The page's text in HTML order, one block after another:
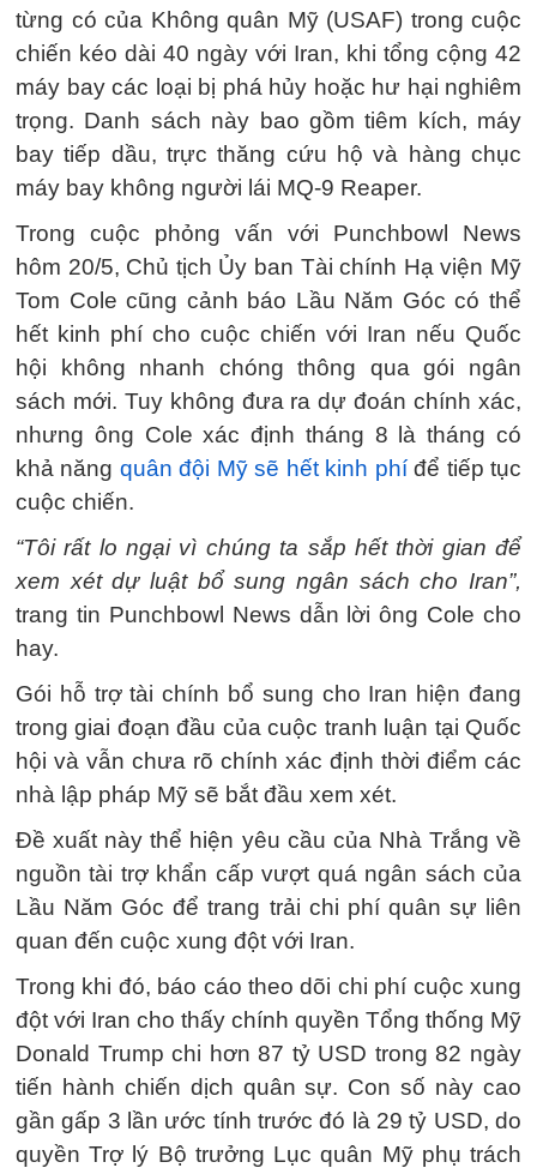
từng có của Không quân Mỹ (USAF) trong cuộc
chiến kéo dài 40 ngày với Iran, khi tổng cộng 42
máy bay các loại bị phá hủy hoặc hư hại nghiêm
trọng. Danh sách này bao gồm tiêm kích, máy
bay tiếp dầu, trực thăng cứu hộ và hàng chục
máy bay không người lái MQ-9 Reaper.
Trong cuộc phỏng vấn với Punchbowl News
hôm 20/5, Chủ tịch Ủy ban Tài chính Hạ viện Mỹ
Tom Cole cũng cảnh báo Lầu Năm Góc có thể
hết kinh phí cho cuộc chiến với Iran nếu Quốc
hội không nhanh chóng thông qua gói ngân
sách mới. Tuy không đưa ra dự đoán chính xác,
nhưng ông Cole xác định tháng 8 là tháng có
khả năng quân đội Mỹ sẽ hết kinh phíđể tiếp tục
cuộc chiến.
“Tôi rất lo ngại vì chúng ta sắp hết thời gian để
xem xét dự luật bổ sung ngân sách cho Iran”,
trang tin Punchbowl News dẫn lời ông Cole cho
hay.
Gói hỗ trợ tài chính bổ sung cho Iran hiện đang
trong giai đoạn đầu của cuộc tranh luận tại Quốc
hội và vẫn chưa rõ chính xác định thời điểm các
nhà lập pháp Mỹ sẽ bắt đầu xem xét.
Đề xuất này thể hiện yêu cầu của Nhà Trắng về
nguồn tài trợ khẩn cấp vượt quá ngân sách của
Lầu Năm Góc để trang trải chi phí quân sự liên
quan đến cuộc xung đột với Iran.
Trong khi đó, báo cáo theo dõi chi phí cuộc xung
đột với Iran cho thấy chính quyền Tổng thống Mỹ
Donald Trump chi hơn 87 tỷ USD trong 82 ngày
tiến hành chiến dịch quân sự. Con số này cao
gần gấp 3 lần ước tính trước đó là 29 tỷ USD, do
quyền Trợ lý Bộ trưởng Lục quân Mỹ phụ trách